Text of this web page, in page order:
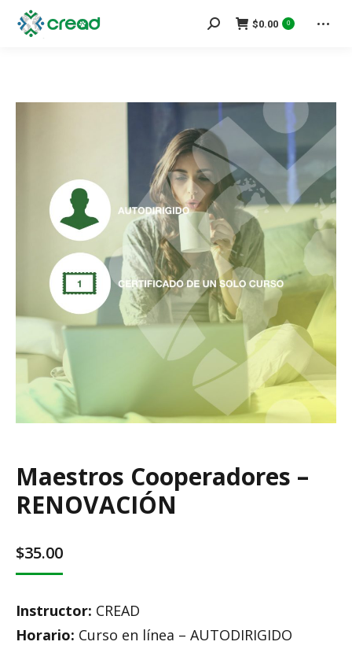
Search:$0.00 0
Maestros Cooperadores –
RENOVACIÓN
$35.00
Instructor: CREAD
Horario: Curso en línea – AUTODIRIGIDO